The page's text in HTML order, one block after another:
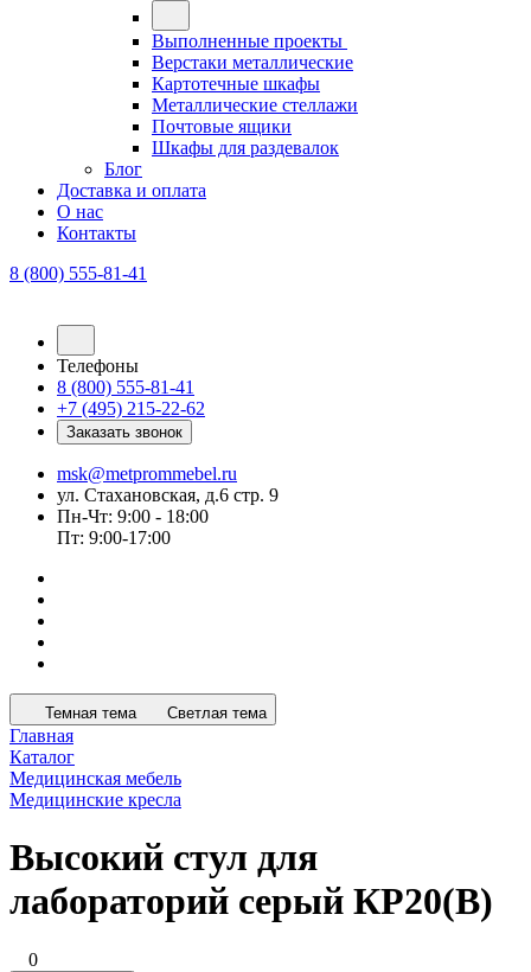
Выполненные проекты
Верстаки металлические
Картотечные шкафы
Металлические стеллажи
Почтовые ящики
Шкафы для раздевалок
Блог
Доставка и оплата
О нас
Контакты
8 (800) 555-81-41
Телефоны
8 (800) 555-81-41
+7 (495) 215-22-62
Заказать звонок
msk@metprommebel.ru
ул. Стахановская, д.6 стр. 9
Пн-Чт: 9:00 - 18:00
Пт: 9:00-17:00
Темная тема Светлая тема
Главная
Каталог
Медицинская мебель
Медицинские кресла
Высокий стул для
лабораторий серый КР20(В)
0